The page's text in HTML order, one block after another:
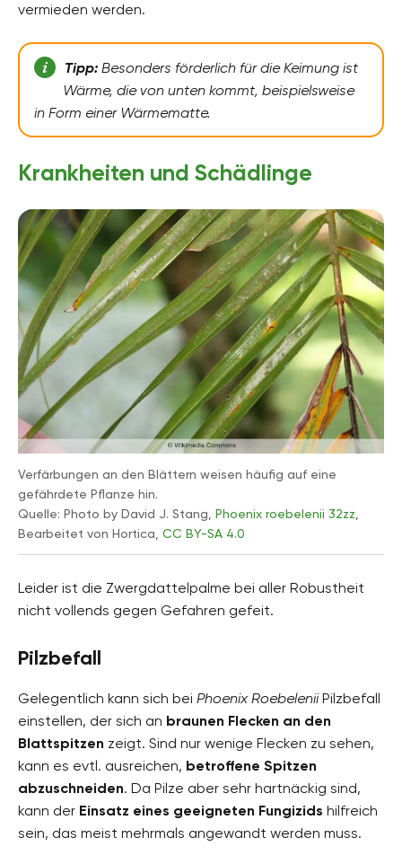
vermieden werden.
Tipp: Besonders förderlich für die Keimung ist
Wärme, die von unten kommt, beispielsweise
in Form einer Wärmematte.
Krankheiten und Schädlinge
Verfärbungen an den Blättern weisen häufig auf eine
gefährdete Pflanze hin.
Quelle: Photo by David J. Stang, Phoenix roebelenii 32zz,
Bearbeitet von Hortica, CC BY-SA 4.0
Leider ist die Zwergdattelpalme bei aller Robustheit
nicht vollends gegen Gefahren gefeit.
Pilzbefall
Gelegentlich kann sich bei Phoenix RoebeleniiPilzbefall
einstellen, der sich an braunen Flecken an den
Blattspitzen zeigt. Sind nur wenige Flecken zu sehen,
kann es evtl. ausreichen, betroffene Spitzen
abzuschneiden. Da Pilze aber sehr hartnäckig sind,
kann der Einsatz eines geeigneten Fungizids hilfreich
sein, das meist mehrmals angewandt werden muss.